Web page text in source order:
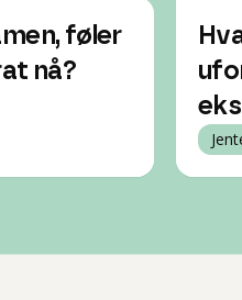
føler
nå?